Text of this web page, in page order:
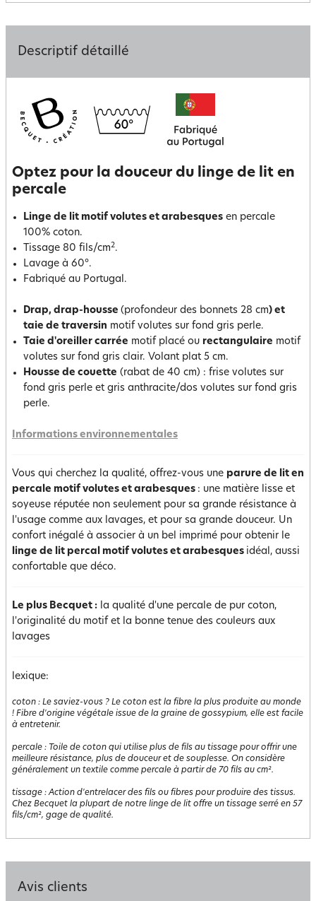
Descriptif détaillé
Optez pour la douceur du linge de lit en
percale
Linge de lit motif volutes et arabesques en percale
100% coton.
Tissage 80 fils/cm2.
Lavage à 60°.
Fabriqué au Portugal.
Drap, drap-housse (profondeur des bonnets 28 cm) et
taie de traversin motif volutes sur fond gris perle.
Taie d'oreiller carrée motif placé ou rectangulaire motif
volutes sur fond gris clair. Volant plat 5 cm.
Housse de couette (rabat de 40 cm) : frise volutes sur
fond gris perle et gris anthracite/dos volutes sur fond gris
perle.
Informations environnementales
Vous qui cherchez la qualité, offrez-vous une parure de lit en
percale motif volutes et arabesques : une matière lisse et
soyeuse réputée non seulement pour sa grande résistance à
l'usage comme aux lavages, et pour sa grande douceur. Un
confort inégalé à associer à un bel imprimé pour obtenir le
linge de lit percal motif volutes et arabesques idéal, aussi
confortable que déco.
Le plus Becquet : la qualité d'une percale de pur coton,
l'originalité du motif et la bonne tenue des couleurs aux
lavages
lexique:
coton : Le saviez-vous ? Le coton est la fibre la plus produite au monde
! Fibre d'origine végétale issue de la graine de gossypium, elle est facile
à entretenir.
percale : Toile de coton qui utilise plus de fils au tissage pour offrir une
meilleure résistance, plus de douceur et de souplesse. On considère
généralement un textile comme percale à partir de 70 fils au cm².
tissage :Action d'entrelacer des fils ou fibres pour produire des tissus.
Chez Becquet la plupart de notre linge de lit offre un tissage serré en 57
fils/cm², gage de qualité.
Avis clients